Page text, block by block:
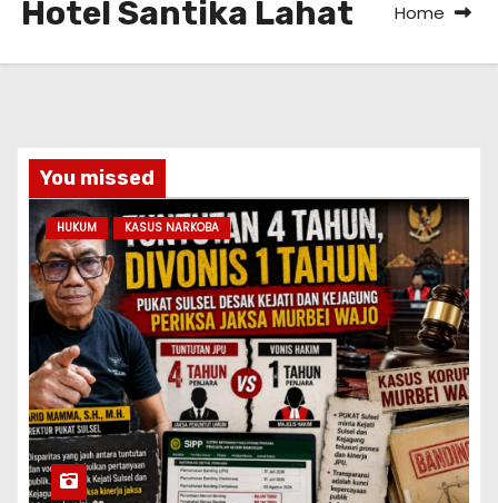
Hotel Santika Lahat Home
You missed
HUKUM KASUS NARKOBA